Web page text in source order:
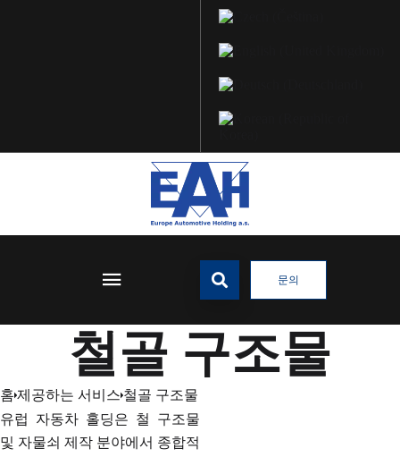
문의
철골 구조물
홈 제공하는 서비스 철골 구조물
유럽 자동차 홀딩은 철 구조물
및 자물쇠 제작 분야에서 종합적